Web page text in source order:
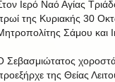
Ιερό Ναό Αγίας
της Κυριακής 30
Σάμου και
Σεβασμιώτατος
της Θείας